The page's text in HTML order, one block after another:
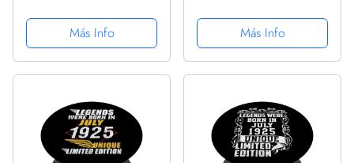
Hombre Papá Abuelo
Hermano - Diario,
Cuaderno De Notas,
Más Info
PopGrip Intercambiable
Más Info